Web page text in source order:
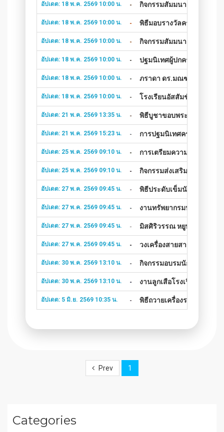
อัปเดต: 18 พ.ค. 2569 10:00 น. กิจกรรมสัมมนาครูก่อนเปิด
อัปเดต: 18 พ.ค. 2569 10:00 น. พิธีมอบรางวัลครูและบุคลา
อัปเดต: 18 พ.ค. 2569 10:00 น. กิจกรรมสัมมนาครูก่อนเปิด
อัปเดต: 18 พ.ค. 2569 10:00 น. ปฐมนิเทศผู้ปกครองนักเรีย
อัปเดต: 18 พ.ค. 2569 10:00 น. ภราดา ดร.มณฑล ประทุมร
อัปเดต: 18 พ.ค. 2569 10:00 น. โรงเรียนอัสสัมชัญสมุทรปร
อัปเดต: 21 พ.ค. 2569 13:35 น. พิธีบูชาขอบพระคุณเปิดปีกา
อัปเดต: 21 พ.ค. 2569 15:23 น. การปฐมนิเทศครูต่างชาติ ป
อัปเดต: 25 พ.ค. 2569 09:10 น. การเตรียมความพร้อมสมร
อัปเดต: 25 พ.ค. 2569 09:10 น. กิจกรรมส่งเสริมการออกก
อัปเดต: 27 พ.ค. 2569 09:45 น. พิธีประดับเข็มนักเรียนชั้นมั
อัปเดต: 27 พ.ค. 2569 09:45 น. งานทรัพยากรมนุษย์ จัดกิจก
อัปเดต: 27 พ.ค. 2569 09:45 น. มิสศิริวรรณ หยูทองคำ หัวห
อัปเดต: 27 พ.ค. 2569 09:45 น. วงเครื่องสายสากลโรงเรี
อัปเดต: 30 พ.ค. 2569 13:10 น. กิจกรรมอบรมนักเรียนหญิง
อัปเดต: 30 พ.ค. 2569 13:10 น. งานลูกเสือโรงเรียนอัสสัม
อัปเดต: 5 มิ.ย. 2569 10:35 น. พิธีถวายเครื่องราชสักการ
Prev 1
Categories